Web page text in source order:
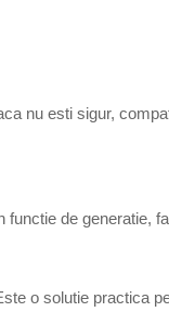
nu esti sigur,
de generatie,
o solutie practica